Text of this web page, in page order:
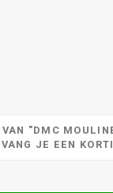
"DMC
JE EEN